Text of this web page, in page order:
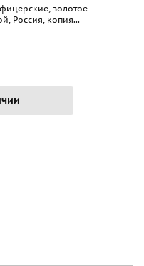
золотое
Россия, копия...